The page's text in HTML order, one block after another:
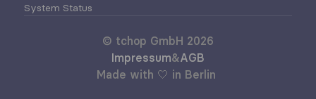
System Status
© tchop GmbH 2026
Impressum&AGB
Made with 🤍 in Berlin